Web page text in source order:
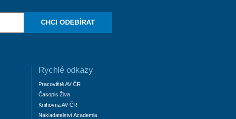
CHCI ODEBÍRAT
Rychlé odkazy
Pracoviště AV ČR
Časopis Živa
Knihovna AV ČR
Nakladatelství Academia